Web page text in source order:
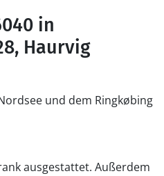
in
Haurvig
und dem Ringkøbing